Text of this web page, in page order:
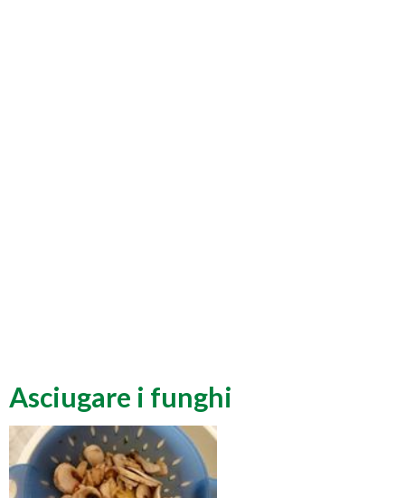
Asciugare i funghi